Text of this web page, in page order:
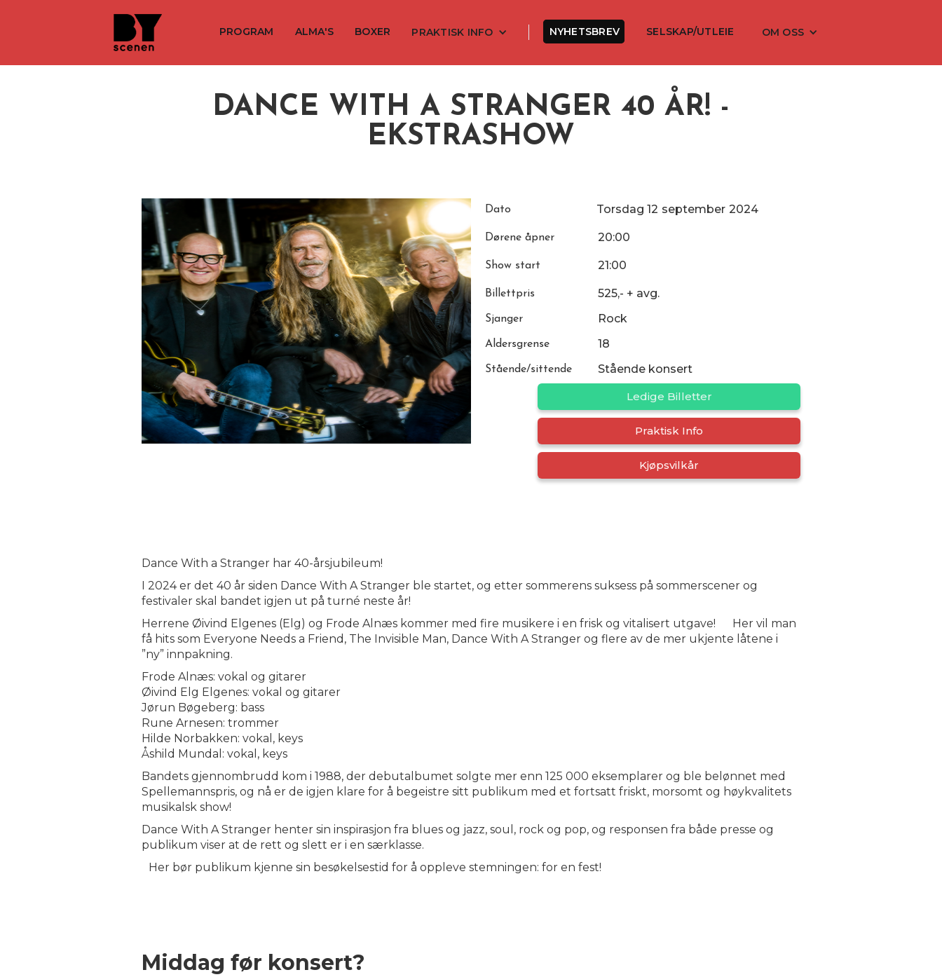
PROGRAM ALMA'S BOXER PRAKTISK INFO NYHETSBREV SELSKAP/UTLEIE OM OSS
DANCE WITH A STRANGER 40 ÅR! -
EKSTRASHOW
Dato Torsdag 12 september 2024
Dørene åpner 20:00
Show start 21:00
Billettpris 525,- + avg.
Sjanger Rock
Aldersgrense 18
Stående/sittende Stående konsert
Ledige Billetter
Praktisk Info
Kjøpsvilkår
Dance With a Stranger har 40-årsjubileum!
I 2024 er det 40 år siden Dance With A Stranger ble startet, og etter sommerens suksess på sommerscener og
festivaler skal bandet igjen ut på turné neste år!
Herrene Øivind Elgenes (Elg) og Frode Alnæs kommer med fire musikere i en frisk og vitalisert utgave! Her vil man
få hits som Everyone Needs a Friend, The Invisible Man, Dance With A Stranger og flere av de mer ukjente låtene i
”ny” innpakning.
Frode Alnæs: vokal og gitarer
Øivind Elg Elgenes: vokal og gitarer
Jørun Bøgeberg: bass
Rune Arnesen: trommer
Hilde Norbakken: vokal, keys
Åshild Mundal: vokal, keys
Bandets gjennombrudd kom i 1988, der debutalbumet solgte mer enn 125 000 eksemplarer og ble belønnet med
Spellemannspris, og nå er de igjen klare for å begeistre sitt publikum med et fortsatt friskt, morsomt og høykvalitets
musikalsk show!
Dance With A Stranger henter sin inspirasjon fra blues og jazz, soul, rock og pop, og responsen fra både presse og
publikum viser at de rett og slett er i en særklasse.
Her bør publikum kjenne sin besøkelsestid for å oppleve stemningen: for en fest!
Middag før konsert?